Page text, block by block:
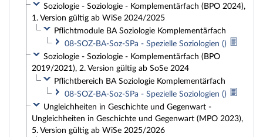
Soziologie - Soziologie - Komplementärfach (BPO 2024),
1. Version gültig ab WiSe 2024/2025
Pflichtmodule BA Soziologie Komplementärfach
08-SOZ-BA-Soz-SPa - Spezielle Soziologien ()
Soziologie - Soziologie - Komplementärfach (BPO
2019/2021), 2. Version gültig ab SoSe 2024
Pflichtbereich BA Soziologie Komplementärfach
08-SOZ-BA-Soz-SPa - Spezielle Soziologien ()
Ungleichheiten in Geschichte und Gegenwart -
Ungleichheiten in Geschichte und Gegenwart (MPO 2023),
5. Version gültig ab WiSe 2025/2026